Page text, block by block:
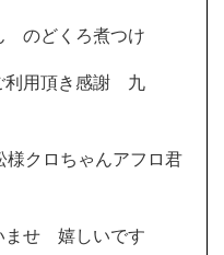
のどくろ煮つけ
利用頂き感謝 九
クロちゃんアフロ君
ませ 嬉しいです